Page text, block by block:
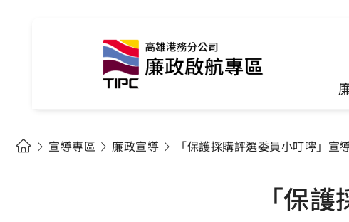
宣導專區 廉政宣導 「保護採購評選委員小叮嚀」宣
「保